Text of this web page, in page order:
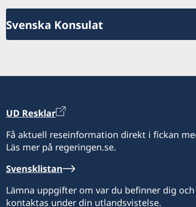
Svenska Konsulat
UD Resklar
Få aktuell reseinformation direkt i fickan
Läs mer på regeringen.se.
Svensklistan
Lämna uppgifter om var du befinner dig
kontaktas under din utlandsvistelse.